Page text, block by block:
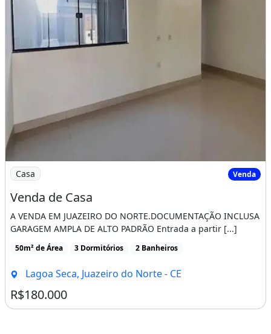
Imagem: Venda de Casa
Casa Venda
Venda de Casa
A VENDA EM JUAZEIRO DO NORTE.DOCUMENTAÇÃO INCLUSA
GARAGEM AMPLA DE ALTO PADRÃO Entrada a partir [...]
50m² de Área 3 Dormitórios 2 Banheiros
Lagoa Seca, Juazeiro do Norte - CE
R$180.000